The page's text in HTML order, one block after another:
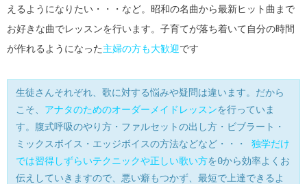
えるようになりたい・・・など。昭和の名曲から最新ヒット曲まで
お好きな曲でレッスンを行います。子育てが落ち着いて自分の時間
が作れるようになった主婦の方も大歓迎です
生徒さんそれぞれ、歌に対する悩みや疑問は違います。だから
こそ、 アナタのためのオーダーメイドレッスンを行っていま
す。腹式呼吸のやり方・ファルセットの出し方・ビブラート・
ミックスボイス・エッジボイスの方法などなど・・・ 独学だけ
では習得しずらいテクニックや正しい歌い方を0から効率よくお
伝えしていきますので、悪い癖もつかず、最短で上達できるよ